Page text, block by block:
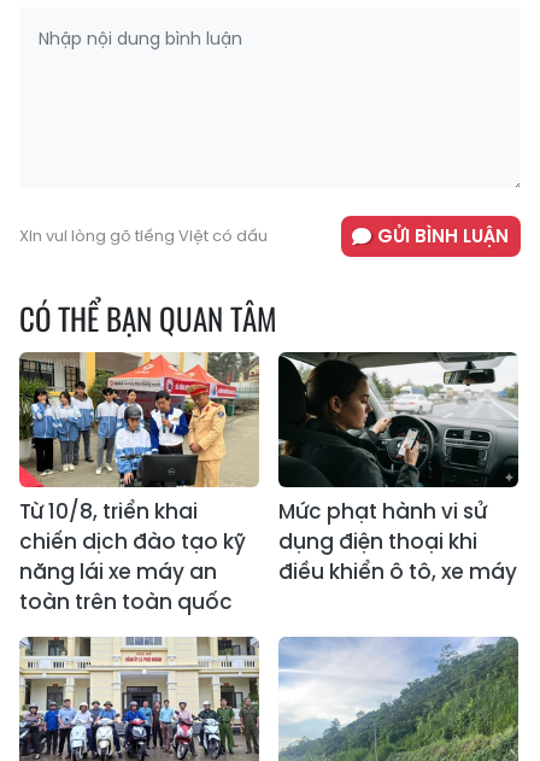
Xin vui lòng gõ tiếng Việt có dấu GỬI BÌNH LUẬN
CÓ THỂ BẠN QUAN TÂM
Từ 10/8, triển khai
chiến dịch đào tạo kỹ
năng lái xe máy an
toàn trên toàn quốc
Mức phạt hành vi sử
dụng điện thoại khi
điều khiển ô tô, xe máy